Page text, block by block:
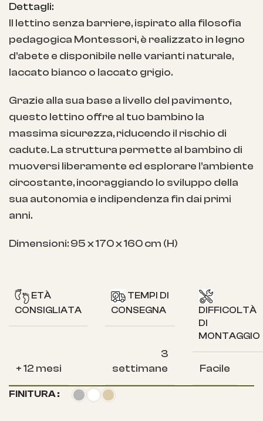
Dettagli:
Il lettino senza barriere, ispirato alla filosofia
pedagogica Montessori, è realizzato in legno
d’abete e disponibile nelle varianti naturale,
laccato bianco o laccato grigio.
Grazie alla sua base a livello del pavimento,
questo lettino offre al tuo bambino la
massima sicurezza, riducendo il rischio di
cadute. La struttura permette al bambino di
muoversi liberamente ed esplorare l’ambiente
circostante, incoraggiando lo sviluppo della
sua autonomia e indipendenza fin dai primi
anni.
Dimensioni: 95 x 170 x 160 cm (H)
ETÀ
CONSIGLIATA
+ 12 mesi
TEMPI DI
CONSEGNA
3
settimane
DIFFICOLTÀ
DI
MONTAGGIO
Facile
FINITURA